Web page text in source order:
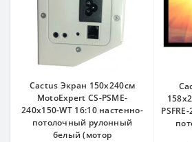
Cactus Экран 150x240см
MotoExpert CS-PSME-
240x150-WT 16:10 настенно-
потолочный рулонный
белый (мотор